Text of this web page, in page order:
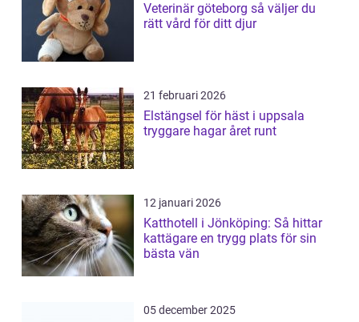
Veterinär göteborg så väljer du
rätt vård för ditt djur
21 februari 2026
Elstängsel för häst i uppsala
tryggare hagar året runt
12 januari 2026
Katthotell i Jönköping: Så hittar
kattägare en trygg plats för sin
bästa vän
05 december 2025